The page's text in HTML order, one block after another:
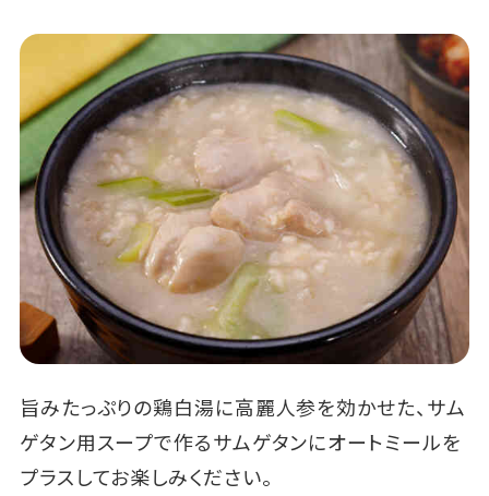
旨みたっぷりの鶏白湯に高麗人参を効かせた、サム
ゲタン用スープで作るサムゲタンにオートミールを
プラスしてお楽しみください。